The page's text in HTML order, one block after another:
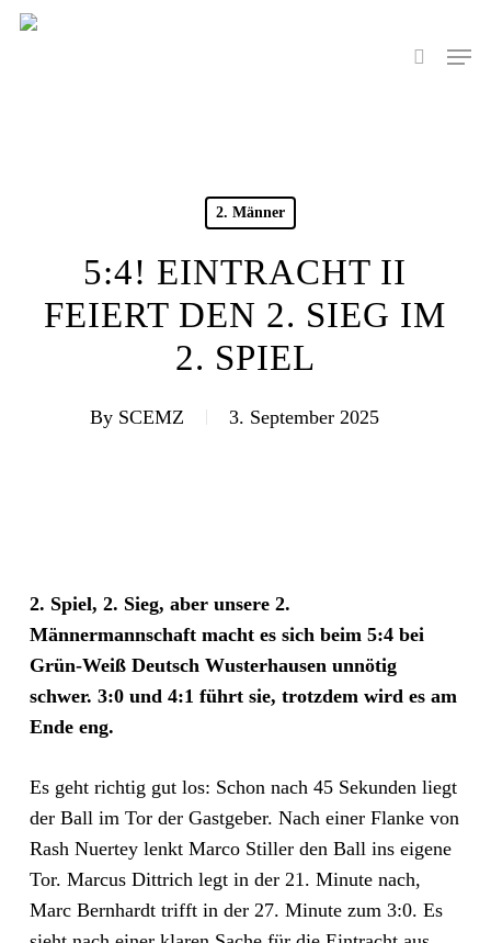
Skip
search
Menu
2. Männer
5:4! EINTRACHT II
FEIERT DEN 2. SIEG IM
2. SPIEL
By SCEMZ 3. September 2025
2. Spiel, 2. Sieg, aber unsere 2.
Männermannschaft macht es sich beim 5:4 bei
Grün-Weiß Deutsch Wusterhausen unnötig
schwer. 3:0 und 4:1 führt sie, trotzdem wird es am
Ende eng.
Es geht richtig gut los: Schon nach 45 Sekunden liegt
der Ball im Tor der Gastgeber. Nach einer Flanke von
Rash Nuertey lenkt Marco Stiller den Ball ins eigene
Tor. Marcus Dittrich legt in der 21. Minute nach,
Marc Bernhardt trifft in der 27. Minute zum 3:0. Es